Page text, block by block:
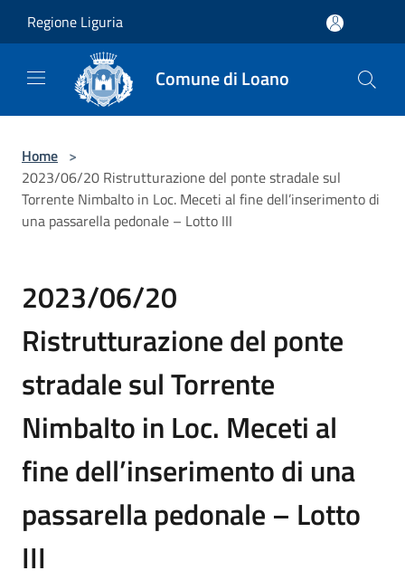
Regione Liguria
Comune di Loano
Home >
2023/06/20 Ristrutturazione del ponte stradale sul
Torrente Nimbalto in Loc. Meceti al fine dell’inserimento di
una passarella pedonale – Lotto III
2023/06/20
Ristrutturazione del ponte
stradale sul Torrente
Nimbalto in Loc. Meceti al
fine dell’inserimento di una
passarella pedonale – Lotto
III